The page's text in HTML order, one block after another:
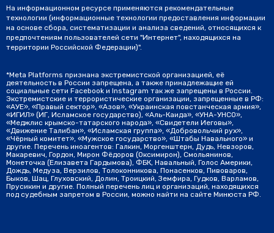
На информационном ресурсе применяются рекомендательные
технологии (информационные технологии предоставления информации
на основе сбора, систематизации и анализа сведений, относящихся к
предпочтениям пользователей сети "Интернет", находящихся на
территории Российской Федерации)".
*Meta Platforms признана экстремистской организацией, её
деятельность в России запрещена, а также принадлежащие ей
социальные сети Facebook и Instagram так же запрещены в России.
Экстремистские и террористические организации, запрещенные в РФ:
«АУЕ», «Правый сектор», «Азов», «Украинская повстанческая армия»,
«ИГИЛ» (ИГ, Исламское государство), «Аль-Каида», «УНА-УНСО»,
«Меджлис крымско-татарского народа», «Свидетели Иеговы»,
«Движение Талибан», «Исламская группа», «Добровольчий рух»,
«Чёрный комитет», «Мужское государство», «Штабы Навального» и
другие. Перечень иноагентов: Галкин, Моргенштерн, Дудь, Невзоров,
Макаревич, Гордон, Мирон Фёдоров (Оксимирон), Смольянинов,
Монеточка (Елизавета Гардымова), ФБК, Навальный, Голос Америки,
Дождь, Медуза, Верзилов, Толоконникова, Понасенков, Пивоваров,
Быков, Шац, Глуховский, Долин, Троицкий, Земфира, Гудков, Варламов,
Прусикин и другие. Полный перечень лиц и организаций, находящихся
под судебным запретом в России, можно найти на сайте Минюста РФ.